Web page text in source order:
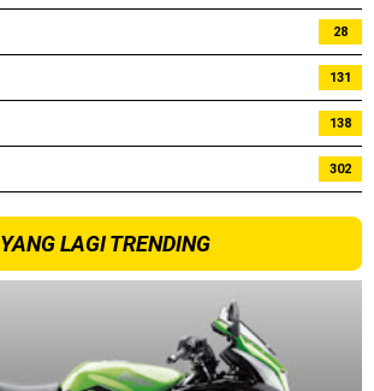
28
131
138
302
YANG LAGI TRENDING